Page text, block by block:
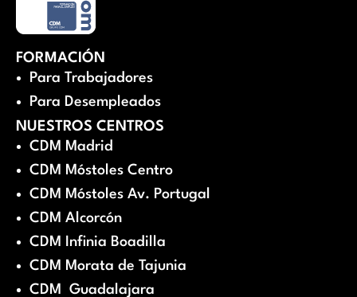
FORMACIÓN
Para Trabajadores
Para Desempleados
NUESTROS CENTROS
CDM Madrid
CDM Móstoles Centro
CDM Móstoles Av. Portugal
CDM Alcorcón
CDM Infinia Boadilla
CDM Morata de Tajunia
CDM Guadalajara